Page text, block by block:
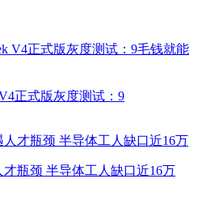
正式版灰度测试：9
瓶颈 半导体工人缺口近16万